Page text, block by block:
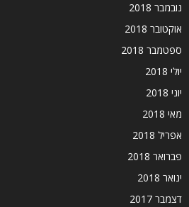
נובמבר 2018
אוקטובר 2018
ספטמבר 2018
יולי 2018
יוני 2018
מאי 2018
אפריל 2018
פברואר 2018
ינואר 2018
דצמבר 2017